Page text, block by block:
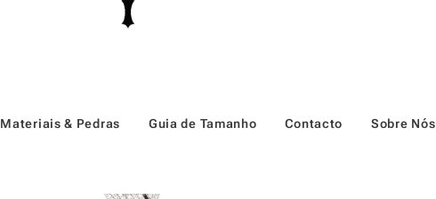
Materiais & Pedras Guia de Tamanho Contacto Sobre Nós